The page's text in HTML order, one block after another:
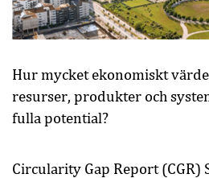
Hur mycket ekonomiskt
resurser, produkter och
fulla potential?
Circularity Gap Report (CGR)